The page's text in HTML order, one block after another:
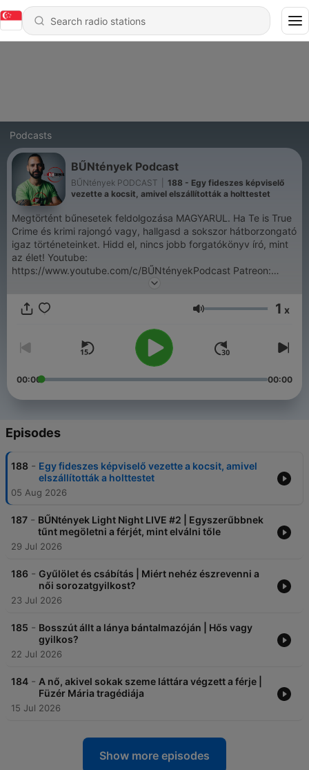
Podcasts
BŰNtények Podcast
BŰNtények PODCAST
188 - Egy fideszes képviselő
vezette a kocsit, amivel elszállították a holttestet
Megtörtént bűnesetek feldolgozása MAGYARUL. Ha Te is True
Crime és krimi rajongó vagy, hallgasd a sokszor hátborzongató
igaz történeteinket. Hidd el, nincs jobb forgatókönyv író, mint
az élet! Youtube:
https://www.youtube.com/c/BŰNtényekPodcast Patreon:
https://www.patreon.com/buntenyek Facebook:
https://www.instagram.com/buntenyekpodcast/ Email:
Volume 1 x
00:00 00:00
Episodes
188 - Egy fideszes képviselő vezette a kocsit, amivel
elszállították a holttestet
05 Aug 2026
187 - BŰNtények Light Night LIVE #2 | Egyszerűbbnek
tűnt megöletni a férjét, mint elválni tőle
29 Jul 2026
186 - Gyűlölet és csábítás | Miért nehéz észrevenni a
női sorozatgyilkost?
23 Jul 2026
185 - Bosszút állt a lánya bántalmazóján | Hős vagy
gyilkos?
22 Jul 2026
184 - A nő, akivel sokak szeme láttára végzett a férje |
Füzér Mária tragédiája
15 Jul 2026
Show more episodes